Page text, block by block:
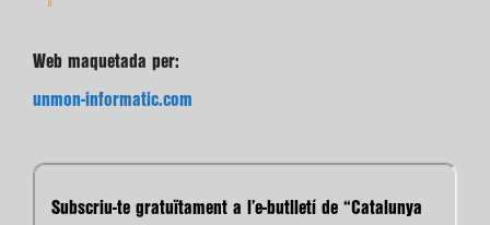
Web maquetada per:
unmon-informatic.com
Subscriu-te gratuïtament a l’e-butlletí de “Catalunya